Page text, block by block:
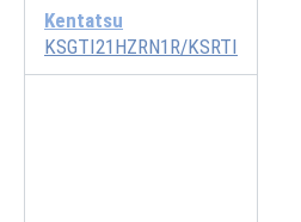
Kentatsu
KSGTI21HZRN1R/